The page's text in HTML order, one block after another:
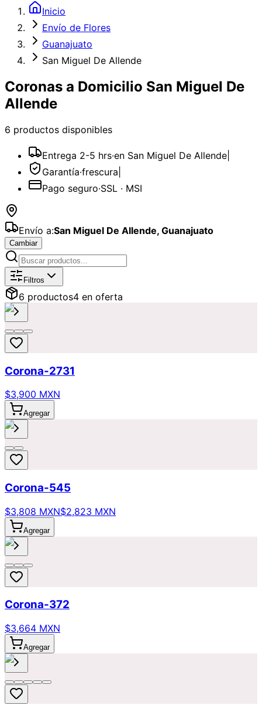
Inicio
Envío de Flores
Guanajuato
San Miguel De Allende
Coronas a Domicilio San Miguel De
Allende
6 productos disponibles
Entrega 2-5 hrs·en San Miguel De Allende
Garantía·frescura
Pago seguro·SSL · MSI
Envío a:San Miguel De Allende, Guanajuato
Cambiar
Catálogo deCoronas
Filtros
6 productos4 en oferta
Corona-2731
$3,900 MXN
Agregar
Corona-545
$3,808 MXN$2,823 MXN
Agregar
Corona-372
$3,664 MXN
Agregar